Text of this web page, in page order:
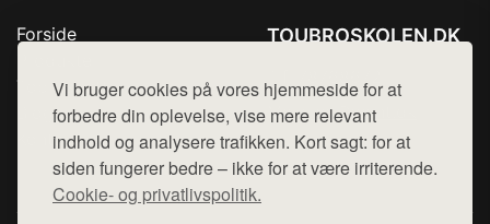
Vi bruger cookies på vores hjemmeside for at
forbedre din oplevelse, vise mere relevant
indhold og analysere trafikken. Kort sagt: for at
siden fungerer bedre – ikke for at være irriterende.
Cookie- og privatlivspolitik.
Forside
Top Rabatter
Blog
Kontakt
TOUBROSKOLEN.DK
Mail: hej@want.dk
Cookie- og privatlivspolitik